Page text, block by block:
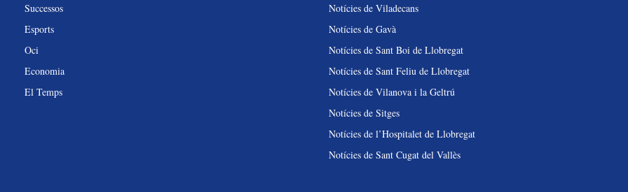
Successos
Esports
Oci
Economia
El Temps
Notícies de Viladecans
Notícies de Gavà
Notícies de Sant Boi de Llobregat
Notícies de Sant Feliu de Llobregat
Notícies de Vilanova i la Geltrú
Notícies de Sitges
Notícies de l’Hospitalet de Llobregat
Notícies de Sant Cugat del Vallès